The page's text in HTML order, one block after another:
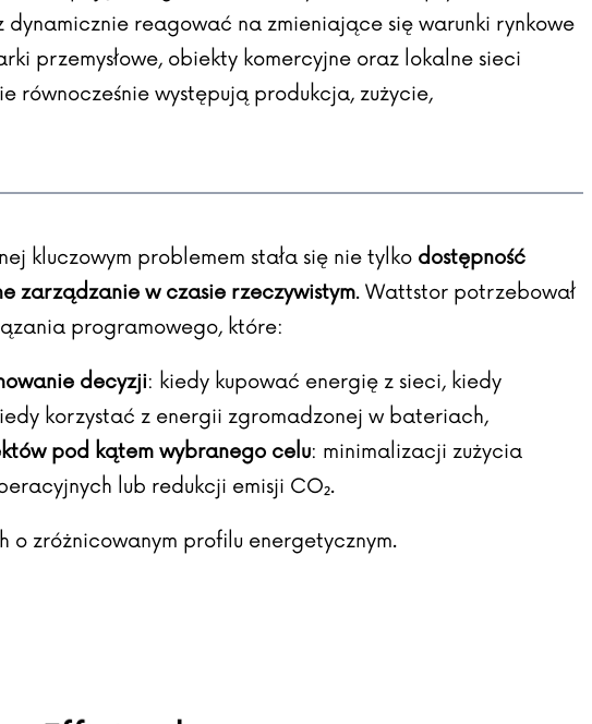
reagować na zmieniające się warunki rynkowe
przemysłowe, obiekty komercyjne oraz lokalne sieci
równocześnie występują produkcja, zużycie,
kluczowym problemem stała się nie tylko dostępność
zarządzanie w czasie rzeczywistym. Wattstor potrzebował
programowego, które:
decyzji: kiedy kupować energię z sieci, kiedy
korzystać z energii zgromadzonej w bateriach,
pod kątem wybranego celu: minimalizacji zużycia
lub redukcji emisji CO₂.
o zróżnicowanym profilu energetycznym.